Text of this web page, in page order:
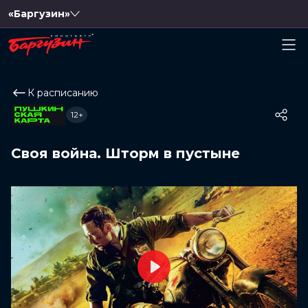
«Баргузин»
К расписанию
Своя война. Шторм в пустыне
12+
Play